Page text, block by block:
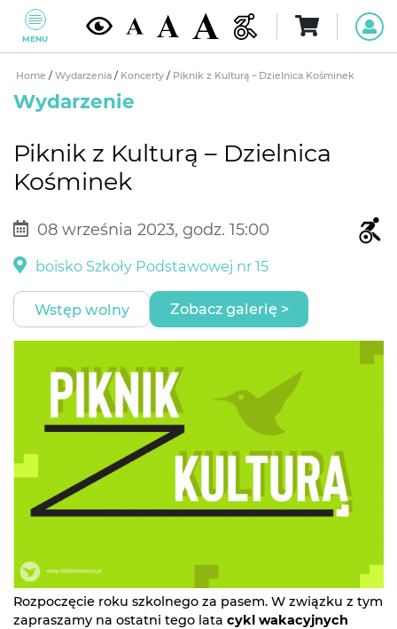
MENU
Home / Wydarzenia / Koncerty / Piknik z Kulturą – Dzielnica Kośminek
Wydarzenie
Piknik z Kulturą – Dzielnica
Kośminek
08 września 2023, godz. 15:00
boisko Szkoły Podstawowej nr 15
Wstęp wolny Zobacz galerię >
Rozpoczęcie roku szkolnego za pasem. W związku z tym
zapraszamy na ostatni tego lata cykl wakacyjnych